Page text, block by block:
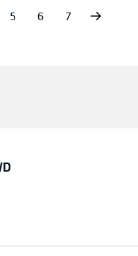
5 6 7